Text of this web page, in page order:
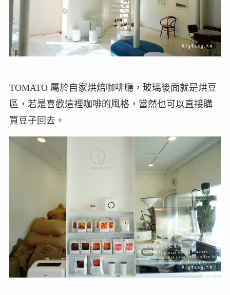
TOMATO 屬於自家烘焙咖啡廳，玻璃後面就是烘豆
區，若是喜歡這裡咖啡的風格，當然也可以直接購
買豆子回去。